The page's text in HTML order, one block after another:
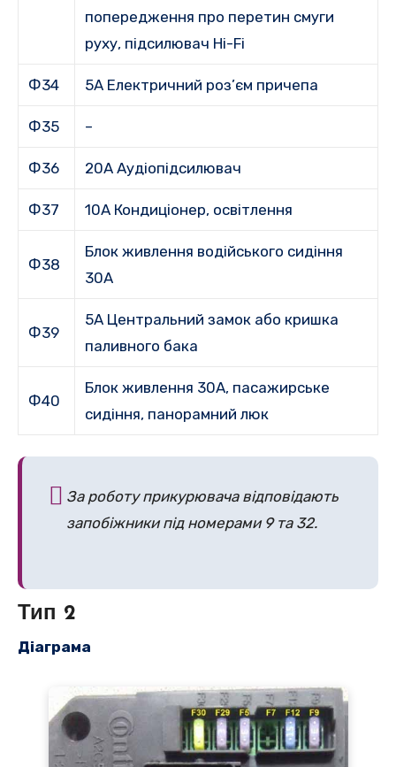
попередження про перетин смуги
руху, підсилювач Hi-Fi
Ф34 5A Електричний роз’єм причепа
Ф35 –
Ф36 20A Аудіопідсилювач
Ф37 10A Кондиціонер, освітлення
Ф38
Блок живлення водійського сидіння
30A
Ф39
5A Центральний замок або кришка
паливного бака
Ф40
Блок живлення 30A, пасажирське
сидіння, панорамний люк
За роботу прикурювача відповідають
запобіжники під номерами 9 та 32.
Тип 2
Діаграма